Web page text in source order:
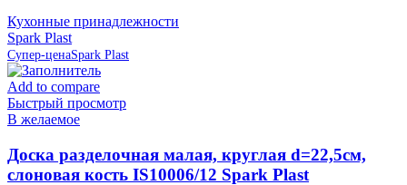
Кухонные принадлежности
Spark Plast
Супер-ценаSpark Plast
Add to compare
Быстрый просмотр
В желаемое
Доска разделочная малая, круглая d=22,5см,
слоновая кость IS10006/12 Spark Plast